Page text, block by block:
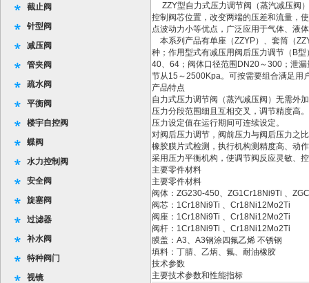
截止阀
针型阀
减压阀
管夹阀
疏水阀
平衡阀
楼宇自控阀
蝶阀
水力控制阀
安全阀
旋塞阀
过滤器
补水阀
特种阀门
视镜
ZZY型自力式压力调节阀（蒸汽减压阀
控制阀芯位置，改变两端的压差和流量，
点波动力小等优点，广泛应用于气体、液
本系列产品有单座（ZZYP）、套筒（
种；作用型式有减压用阀后压力调节（B
40、64；阀体口径范围DN20～300；泄
节从15～2500Kpa。可按需要组合满足用
产品特点
自力式压力调节阀（蒸汽减压阀）无需外
压力分段范围细且互相交叉，调节精度高。
压力设定值在运行期间可连续设定。
对阀后压力调节，阀前压力与阀后压力之
橡胶膜片式检测，执行机构测精度高、动
采用压力平衡机构，使调节阀反应灵敏、
主要零件材料
主要零件材料
阀体：ZG230-450、ZG1Cr18Ni9Ti 、
阀芯：1Cr18Ni9Ti 、Cr18Ni12Mo2Ti
阀座：1Cr18Ni9Ti 、Cr18Ni12Mo2Ti
阀杆：1Cr18Ni9Ti 、Cr18Ni12Mo2Ti
膜盖：A3、A3钢涂四氟乙烯 不锈钢
填料：丁腈、乙炳、氟、耐油橡胶
技术参数
主要技术参数和性能指标